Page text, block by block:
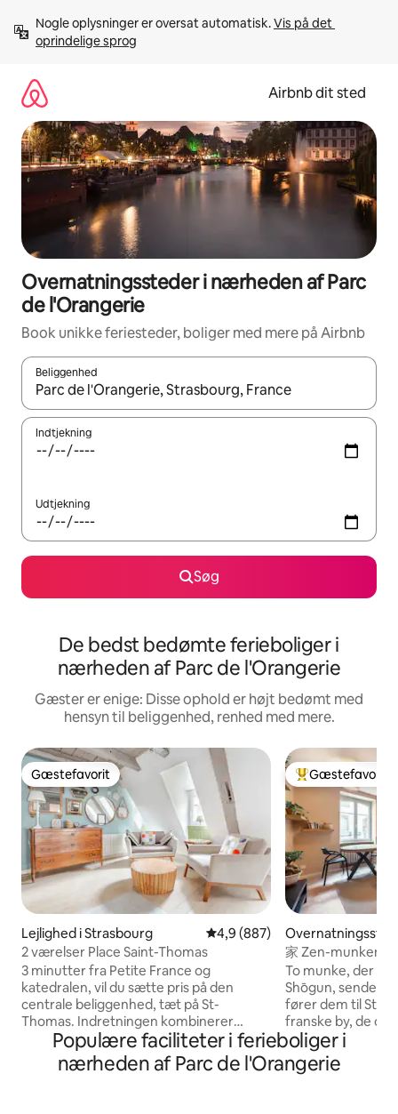
videre
Nogle oplysninger er oversat automatisk. Vis på det
oprindelige sprog
Airbnb dit sted
Overnatningssteder i nærheden af Parc
de l'Orangerie
Book unikke feriesteder, boliger med mere på Airbnb
Beliggenhed
Når resultaterne er tilgængelige, skal du navigere med
Indtjekning
Udtjekning
Søg
De bedst bedømte ferieboliger i
nærheden af Parc de l'Orangerie
Gæster er enige: Disse ophold er højt bedømt med
hensyn til beliggenhed, renhed med mere.
Gæstefavorit
Gæstefavorit
Lejlighed i Strasbourg 4,9 ud af 5 i gennemsnitlig
4,9 (887)
2 værelser Place Saint-Thomas
3 minutter fra Petite France og
katedralen, vil du sætte pris på den
centrale beliggenhed, tæt på St-
Thomas. Indretningen kombinerer
moderne og gammelt, for en
atmosfære, hvor man føler sig godt
tilpas, som i en rede! Fra gårdhaven har
Bedste
Gæstefavorit
Overnatningssted
urg
家 Zen-munkens
To munke, der er
Shōgun, sendes
fører dem til
franske by, de
forundret over
katedral og den
denne alsaciske
Populære faciliteter i ferieboliger i
nærheden af Parc de l'Orangerie